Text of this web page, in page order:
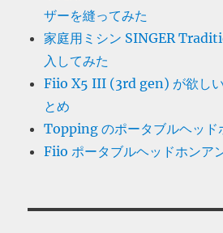
ザーを縫ってみた
家庭用ミシン SINGER
入してみた
Fiio X5 III (3rd gen) が欲し
とめ
Topping のポータブルヘッド
Fiio ポータブルヘッドホンア